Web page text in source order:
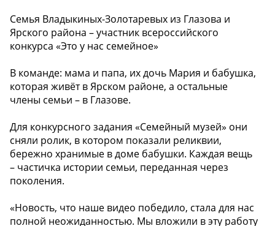
Семья Владыкиных-Золотаревых из Глазова и
Ярского района – участник всероссийского
конкурса «Это у нас семейное»
В команде: мама и папа, их дочь Мария и бабушка,
которая живёт в Ярском районе, а остальные
члены семьи – в Глазове.
Для конкурсного задания «Семейный музей» они
сняли ролик, в котором показали реликвии,
бережно хранимые в доме бабушки. Каждая вещь
– частичка истории семьи, переданная через
поколения.
«Новость, что наше видео победило, стала для нас
полной неожиданностью. Мы вложили в эту работу